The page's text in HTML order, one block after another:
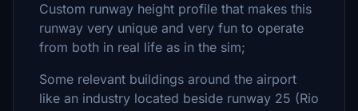
Custom runway height profile that makes this
runway very unique and very fun to operate
from both in real life as in the sim;
Some relevant buildings around the airport
like an industry located beside runway 25 (Rio